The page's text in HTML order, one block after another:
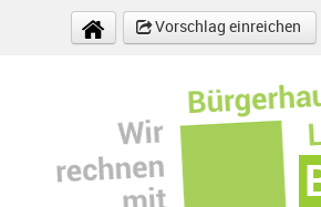
Direkt zum Inhalt
Vorschlag einreichen